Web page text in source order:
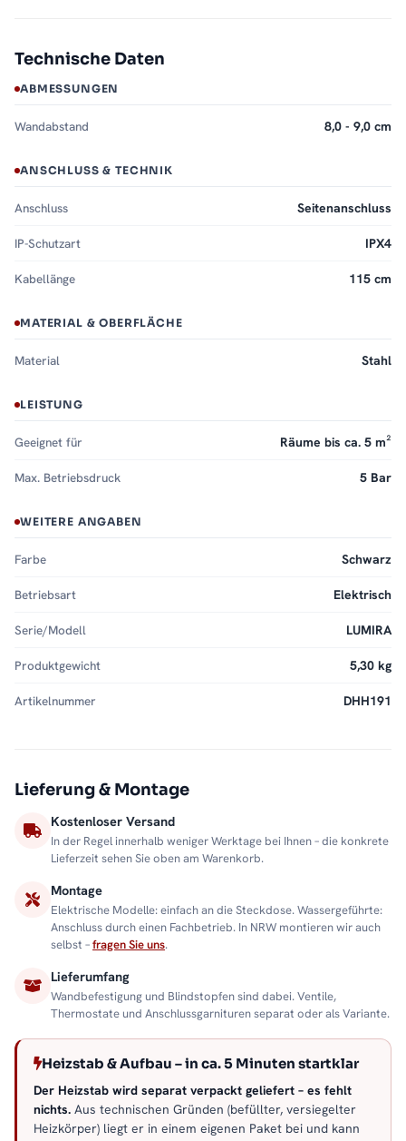
Technische Daten
ABMESSUNGEN
Wandabstand 8,0 - 9,0 cm
ANSCHLUSS & TECHNIK
Anschluss Seitenanschluss
IP-Schutzart IPX4
Kabellänge 115 cm
MATERIAL & OBERFLÄCHE
Material Stahl
LEISTUNG
Geeignet für Räume bis ca. 5 m²
Max. Betriebsdruck 5 Bar
WEITERE ANGABEN
Farbe Schwarz
Betriebsart Elektrisch
Serie/Modell LUMIRA
Produktgewicht 5,30 kg
Artikelnummer DHH191
Lieferung & Montage
Kostenloser Versand
In der Regel innerhalb weniger Werktage bei Ihnen – die konkrete
Lieferzeit sehen Sie oben am Warenkorb.
Montage
Elektrische Modelle: einfach an die Steckdose. Wassergeführte:
Anschluss durch einen Fachbetrieb. In NRW montieren wir auch
selbst –fragen Sie uns.
Lieferumfang
Wandbefestigung und Blindstopfen sind dabei. Ventile,
Thermostate und Anschlussgarnituren separat oder als Variante.
Heizstab & Aufbau – in ca. 5 Minuten startklar
Der Heizstab wird separat verpackt geliefert – es fehlt
nichts. Aus technischen Gründen (befüllter, versiegelter
Heizkörper) liegt er in einem eigenen Paket bei und kann